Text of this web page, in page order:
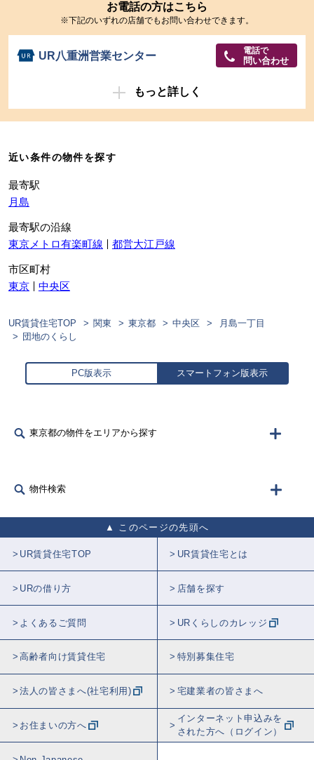
お電話の方はこちら
※下記のいずれの店舗でもお問い合わせできます。
UR八重洲営業センター 電話で
問い合わせ
もっと詳しく
近い条件の物件を探す
最寄駅
月島
最寄駅の沿線
東京メトロ有楽町線
都営大江戸線
市区町村
東京
中央区
UR賃貸住宅TOP 関東 東京都 中央区
月島一丁目
団地のくらし
PC版表示 スマートフォン版表示
東京都の物件をエリアから探す
物件検索
このページの先頭へ
UR賃貸住宅TOP UR賃貸住宅とは
URの借り方 店舗を探す
よくあるご質問 URくらしのカレッジ
高齢者向け賃貸住宅 特別募集住宅
法人の皆さまへ(社宅利用) 宅建業者の皆さまへ
お住まいの方へ
インターネット申込みを
された方へ（ログイン）